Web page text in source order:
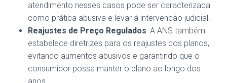
atendimento nesses casos pode ser caracterizada
como prática abusiva e levar à intervenção judicial.
Reajustes de Preço Regulados: A ANS também
estabelece diretrizes para os reajustes dos planos,
evitando aumentos abusivos e garantindo que o
consumidor possa manter o plano ao longo dos